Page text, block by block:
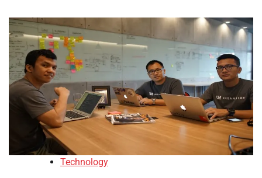
Technology